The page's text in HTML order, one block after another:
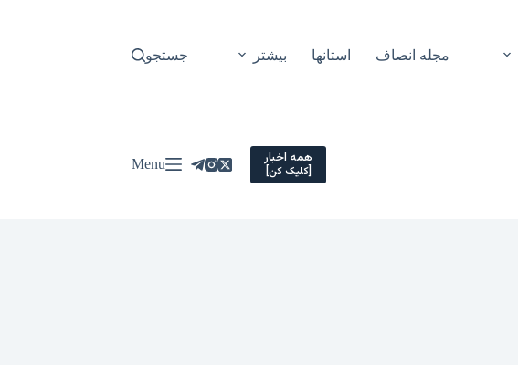
مجله انصاف استانها بیشتر جستجو
همه اخبار
[کلیک کن] Menu